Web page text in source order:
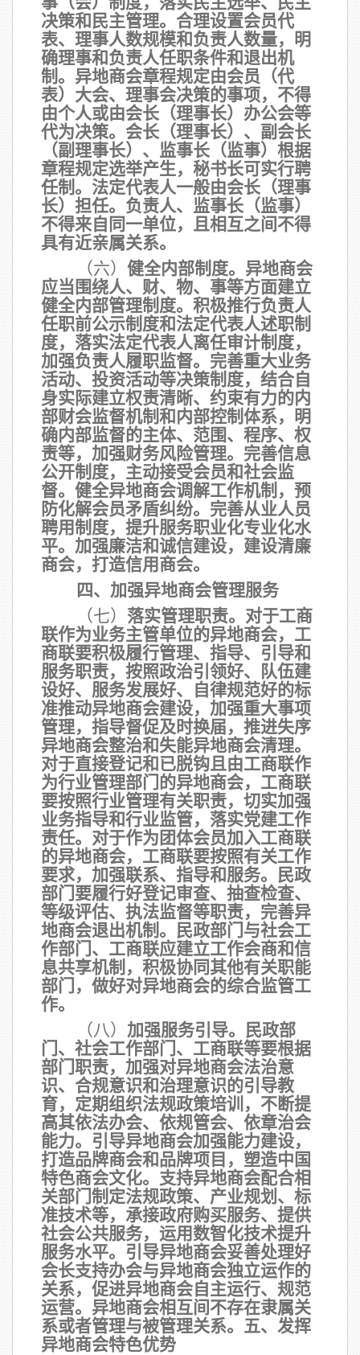
决策和民主管理。合理设置会员代
表、理事人数规模和负责人数量，明
确理事和负责人任职条件和退出机
制。异地商会章程规定由会员（代
表）大会、理事会决策的事项，不得
由个人或由会长（理事长）办公会等
代为决策。会长（理事长）、副会长
（副理事长）、监事长（监事）根据
章程规定选举产生，秘书长可实行聘
任制。法定代表人一般由会长（理事
长）担任。负责人、监事长（监事）
不得来自同一单位，且相互之间不得
具有近亲属关系。
（六） 健全内部制度。 异地商会
应当围绕人、财、物、事等方面建立
健全内部管理制度。积极推行负责人
任职前公示制度和法定代表人述职制
度，落实法定代表人离任审计制度，
加强负责人履职监督。完善重大业务
活动、投资活动等决策制度，结合自
身实际建立权责清晰、约束有力的内
部财会监督机制和内部控制体系，明
确内部监督的主体、范围、程序、权
责等，加强财务风险管理。完善信息
公开制度，主动接受会员和社会监
督。健全异地商会调解工作机制，预
防化解会员矛盾纠纷。完善从业人员
聘用制度，提升服务职业化专业化水
平。加强廉洁和诚信建设，建设清廉
商会，打造信用商会。
四、加强异地商会管理服务
（七） 落实管理职责。 对于工商
联作为业务主管单位的异地商会，工
商联要积极履行管理、指导、引导和
服务职责，按照政治引领好、队伍建
设好、服务发展好、自律规范好的标
准推动异地商会建设，加强重大事项
管理，指导督促及时换届，推进失序
异地商会整治和失能异地商会清理。
对于直接登记和已脱钩且由工商联作
为行业管理部门的异地商会，工商联
要按照行业管理有关职责，切实加强
业务指导和行业监管，落实党建工作
责任。对于作为团体会员加入工商联
的异地商会，工商联要按照有关工作
要求，加强联系、指导和服务。民政
部门要履行好登记审查、抽查检查、
等级评估、执法监督等职责，完善异
地商会退出机制。民政部门与社会工
作部门、工商联应建立工作会商和信
息共享机制，积极协同其他有关职能
部门，做好对异地商会的综合监管工
作。
（八） 加强服务引导。民政部
门、社会工作部门、工商联等要根据
部门职责，加强对异地商会法治意
识、合规意识和治理意识的引导教
育，定期组织法规政策培训，不断提
高其依法办会、依规管会、依章治会
能力。引导异地商会加强能力建设，
打造品牌商会和品牌项目，塑造中国
特色商会文化。支持异地商会配合相
关部门制定法规政策、产业规划、标
准技术等，承接政府购买服务、提供
社会公共服务，运用数智化技术提升
服务水平。引导异地商会妥善处理好
会长支持办会与异地商会独立运作的
关系，促进异地商会自主运行、规范
运营。异地商会相互间不存在隶属关
系或者管理与被管理关系。五、发挥
异地商会特色优势